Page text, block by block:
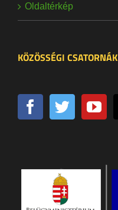
Oldaltérkép
KÖZÖSSÉGI CSATORNÁK